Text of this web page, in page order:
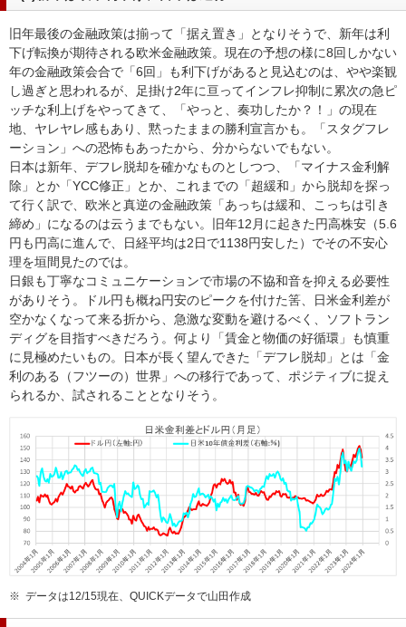
旧年最後の金融政策は揃って「据え置き」となりそうで、新年は利
下げ転換が期待される欧米金融政策。現在の予想の様に8回しかない
年の金融政策会合で「6回」も利下げがあると見込むのは、やや楽観
し過ぎと思われるが、足掛け2年に亘ってインフレ抑制に累次の急ピ
ッチな利上げをやってきて、「やっと、奏功したか？！」の現在
地、ヤレヤレ感もあり、黙ったままの勝利宣言かも。「スタグフレ
ーション」への恐怖もあったから、分からないでもない。
日本は新年、デフレ脱却を確かなものとしつつ、「マイナス金利解
除」とか「YCC修正」とか、これまでの「超緩和」から脱却を探っ
て行く訳で、欧米と真逆の金融政策「あっちは緩和、こっちは引き
締め」になるのは云うまでもない。旧年12月に起きた円高株安（5.6
円も円高に進んで、日経平均は2日で1138円安した）でその不安心
理を垣間見たのでは。
日銀も丁寧なコミュニケーションで市場の不協和音を抑える必要性
がありそう。ドル円も概ね円安のピークを付けた筈、日米金利差が
空かなくなって来る折から、急激な変動を避けるべく、ソフトラン
ディグを目指すべきだろう。何より「賃金と物価の好循環」も慎重
に見極めたいもの。日本が長く望んできた「デフレ脱却」とは「金
利のある（フツーの）世界」への移行であって、ポジティブに捉え
られるか、試されることとなりそう。
※ データは12/15現在、QUICKデータで山田作成